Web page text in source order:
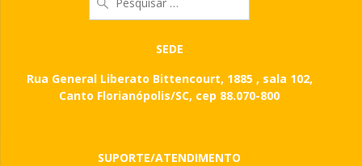
por:
SEDE
Rua General Liberato Bittencourt, 1885 , sala 102,
Canto Florianópolis/SC, cep 88.070-800
SUPORTE/ATENDIMENTO